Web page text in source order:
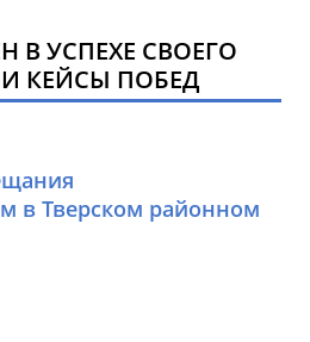
В УСПЕХЕ СВОЕГО
КЕЙСЫ ПОБЕД
в Тверском районном